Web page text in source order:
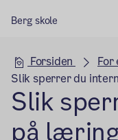
Berg skole
Forsiden
For
Slik sperrer du
Slik
på